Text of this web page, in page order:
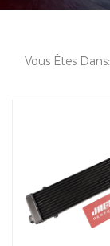
Vous Êtes Dans: